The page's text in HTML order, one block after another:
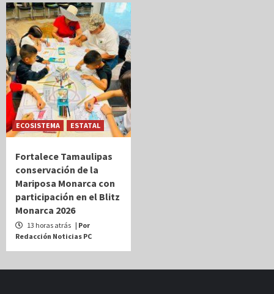
ECOSISTEMA ESTATAL
Fortalece Tamaulipas
conservación de la
Mariposa Monarca con
participación en el Blitz
Monarca 2026
13 horas atrás | Por
Redacción Noticias PC